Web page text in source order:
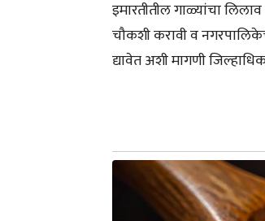
इमारतीतील गाळ्यांचा
चौकशी करावी व
द्यावेत अशी मागणी